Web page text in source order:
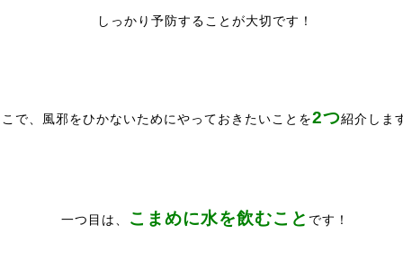
しっかり予防することが大切です！
で、風邪をひかないためにやっておきたいことを2つ紹介しま
一つ目は、 こまめに水を飲むこと です！